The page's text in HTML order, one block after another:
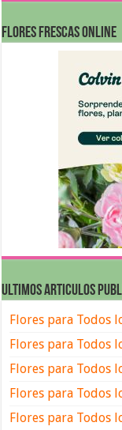
FLORES FRESCAS ONLINE
ULTIMOS ARTICULOS
Flores para Todos
Flores para Todos
Flores para Todos
Flores para Todos
Flores para Todos